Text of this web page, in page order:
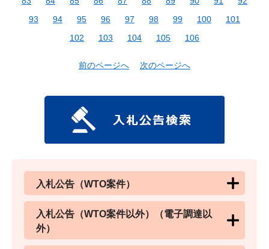
93
94 95 96 97 98 99 100
101
102
103 104 105 106
前のページへ 次のページへ
入札公告（WTO案件）
入札公告（WTO案件以外）（電子調達以
外）